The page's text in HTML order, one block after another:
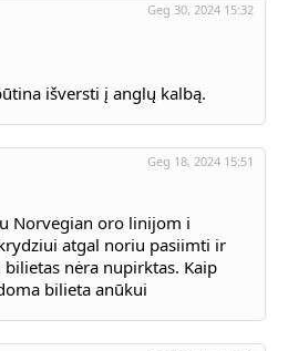
Geg 30, 2024 15:32
išversti į anglų kalbą.
Geg 18, 2024 15:51
Norvegian oro linijom i
atgal noriu pasiimti ir
nėra nupirktas. Kaip
bilieta anūkui